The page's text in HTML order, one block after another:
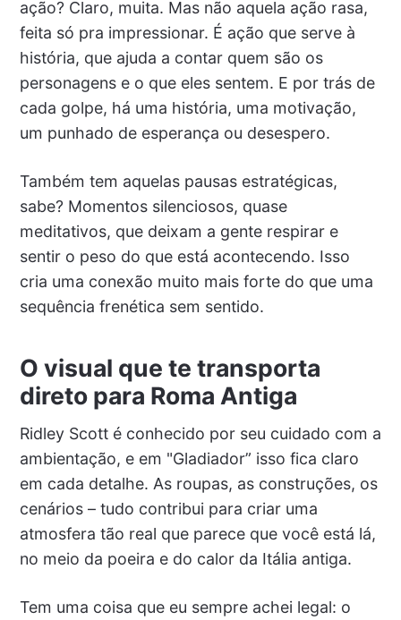
ação? Claro, muita. Mas não aquela ação rasa,
feita só pra impressionar. É ação que serve à
história, que ajuda a contar quem são os
personagens e o que eles sentem. E por trás de
cada golpe, há uma história, uma motivação,
um punhado de esperança ou desespero.
Também tem aquelas pausas estratégicas,
sabe? Momentos silenciosos, quase
meditativos, que deixam a gente respirar e
sentir o peso do que está acontecendo. Isso
cria uma conexão muito mais forte do que uma
sequência frenética sem sentido.
O visual que te transporta
direto para Roma Antiga
Ridley Scott é conhecido por seu cuidado com a
ambientação, e em "Gladiador” isso fica claro
em cada detalhe. As roupas, as construções, os
cenários – tudo contribui para criar uma
atmosfera tão real que parece que você está lá,
no meio da poeira e do calor da Itália antiga.
Tem uma coisa que eu sempre achei legal: o